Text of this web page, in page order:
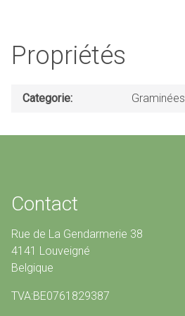
Propriétés
Categorie Graminées
Contact
Rue de La Gendarmerie 38
4141 Louveigné
Belgique
TVA:BE0761829387